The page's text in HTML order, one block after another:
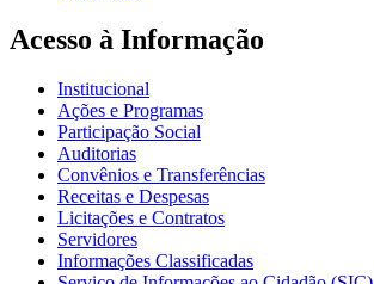
Acesso à Informação
Institucional
Ações e Programas
Participação Social
Auditorias
Convênios e Transferências
Receitas e Despesas
Licitações e Contratos
Servidores
Informações Classificadas